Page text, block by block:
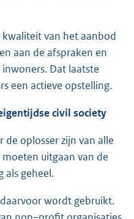
van het aanbod
aan de afspraken en
Dat laatste
een actieve opstelling.
civil society
oplosser zijn van alle
uitgaan van de
als geheel.
wordt gebruikt.